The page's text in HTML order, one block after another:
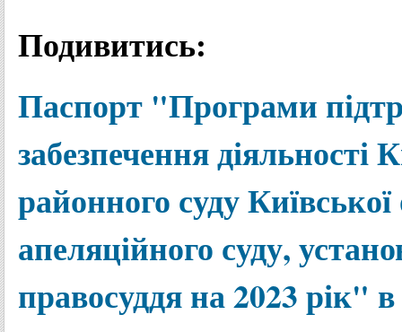
Подивитись:
Паспорт "Програми
забезпечення
районного суду
апеляційного суду,
правосуддя на 2023 рік" в